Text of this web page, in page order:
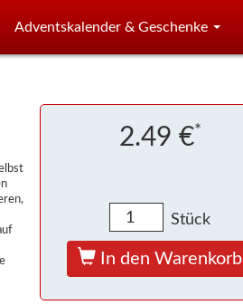
Adventskalender & Geschenke
2.49 €*
Stück
In den Warenkorb